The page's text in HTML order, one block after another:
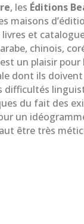
, les Éditions
maisons
et
chinois,
un plaisir
dont ils doivent
difficultés
du fait des
un
être très